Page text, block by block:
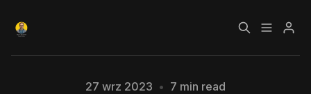
Czym jest Growth
Bezpłatny kurs o
Please enter at least 3 characters
27 wrz 2023 • 7 min read